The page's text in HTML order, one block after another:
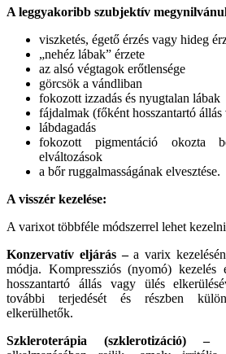
A leggyakoribb szubjektív
viszketés, égető érzés vagy hideg
„nehéz lábak” érzete
az alsó végtagok erőtlensége
görcsök a vándliban
fokozott izzadás és nyugtalan lábak
fájdalmak (főként hosszantartó
lábdagadás
fokozott pigmentáció okozta
elváltozások
a bőr ruggalmasságának elvesztése.
A visszér kezelése:
A varixot többféle módszerrel lehet
Konzervatív eljárás –a varix
módja. Kompressziós (nyomó) kezelés
hosszantartó állás vagy ülés
további terjedését és részben
elkerülhetők.
Szkleroterápia (szklerotizáció) –